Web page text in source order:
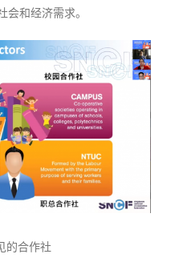
和经济需求。
的合作社